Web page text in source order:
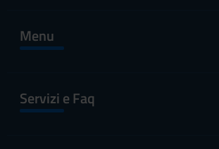
Menu
Servizi e Faq